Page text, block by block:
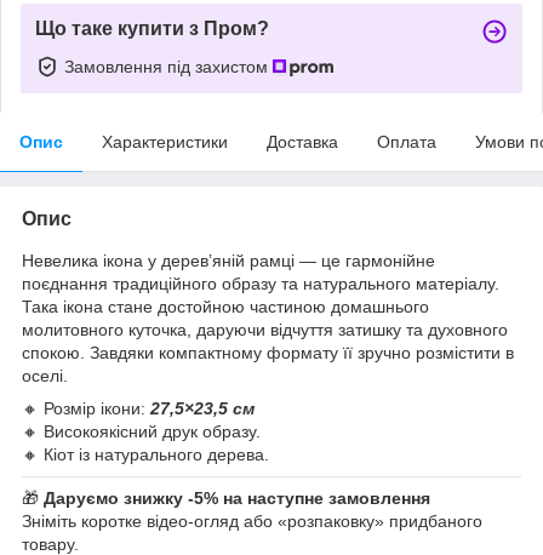
Що таке купити з Пром?
Замовлення під захистом
Опис Характеристики Доставка Оплата Умови
Опис
Невелика ікона у дерев’яній рамці — це гармонійне
поєднання традиційного образу та натурального матеріалу.
Така ікона стане достойною частиною домашнього
молитовного куточка, даруючи відчуття затишку та духовного
спокою. Завдяки компактному формату її зручно розмістити в
оселі.
🔸 Розмір ікони: 27,5×23,5 см
🔸 Високоякісний друк образу.
🔸 Кіот із натурального дерева.
🎁 Даруємо знижку -5% на наступне замовлення
Зніміть коротке відео-огляд або «розпаковку» придбаного
товару.